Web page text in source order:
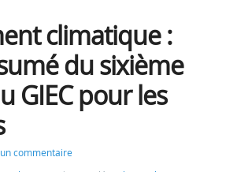
climatique :
du sixième
GIEC pour les
commentaire